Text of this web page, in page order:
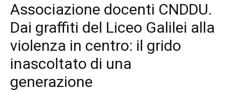
Associazione docenti CNDDU.
Dai graffiti del Liceo Galilei alla
violenza in centro: il grido
inascoltato di una
generazione